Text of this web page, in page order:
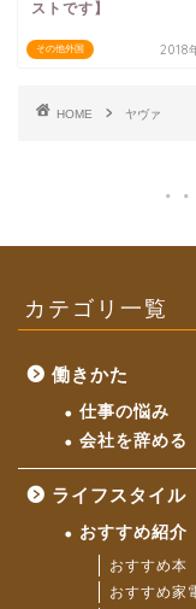
その他外国
ストです】
2018
HOME ヤヴァ
カテゴリ一覧
働きかた
仕事の悩み
会社を辞める
ライフスタイル
おすすめ紹介
おすすめ本
おすすめ家